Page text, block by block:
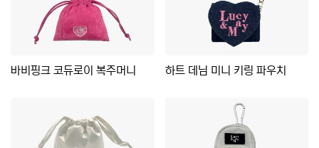
바비핑크 코듀로이 복주머니 하트 데님 미니 키링 파우치